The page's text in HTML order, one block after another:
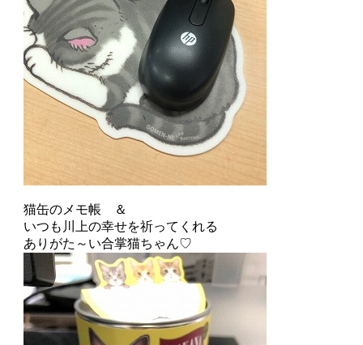
猫缶のメモ帳 ＆
いつも川上の幸せを祈ってくれる
ありがた～い合掌猫ちゃん♡